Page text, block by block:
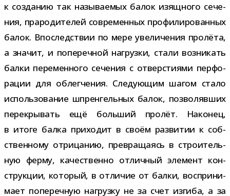
к созда­нию так назы­ва­е­мых балок изящ­ного сече­
ния, пра­ро­ди­те­лей совре­мен­ных про­фи­ли­ро­ван­ных
балок. Впоследствии по мере уве­ли­че­ния про­лёта,
а зна­чит, и попе­реч­ной нагрузки, стали воз­ни­кать
балки пере­мен­ного сече­ния с отвер­сти­ями пер­фо­
ра­ции для облег­че­ния. Следующим шагом стало
исполь­зо­ва­ние шпрен­гель­ных балок, поз­во­ляв­ших
пере­кры­вать ещё боль­ший про­лёт. Наконец,
в итоге балка при­хо­дит в своём раз­ви­тии к соб­
ствен­ному отри­ца­нию, пре­вра­ща­ясь в стро­и­тель­
ную ферму, каче­ственно отлич­ный эле­мент кон­
струк­ции, кото­рый, в отли­чие от балки, вос­при­ни­
мает попе­реч­ную нагрузку не за счет изгиба, а за